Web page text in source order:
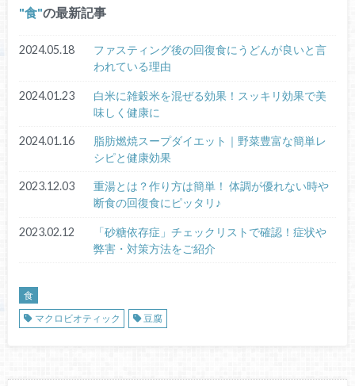
食 の最新記事
2024.05.18
ファスティング後の回復食にうどんが良いと言
われている理由
2024.01.23
白米に雑穀米を混ぜる効果！スッキリ効果で美
味しく健康に
2024.01.16
脂肪燃焼スープダイエット｜野菜豊富な簡単レ
シピと健康効果
2023.12.03
重湯とは？作り方は簡単！ 体調が優れない時や
断食の回復食にピッタリ♪
2023.02.12
「砂糖依存症」チェックリストで確認！症状や
弊害・対策方法をご紹介
食
マクロビオティック
豆腐